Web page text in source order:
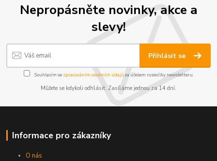
Nepropásněte novinky, akce a
slevy!
Přihlásit se
Souhlasím se zpracováním osobních údajůza účelem rozesílky newsletteru.
Můžete se kdykoli odhlásit. Zasíláme jednou za 14 dní.
Informace pro zákazníky
O nás